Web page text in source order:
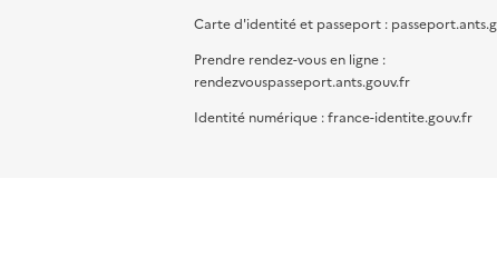
Carte d'identité et passeport :
Prendre rendez-vous en ligne :
rendezvouspasseport.ants.gouv.fr
Identité numérique : france-identite.gouv.fr